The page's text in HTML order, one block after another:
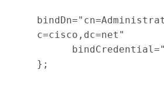
c=cisco,dc=net"